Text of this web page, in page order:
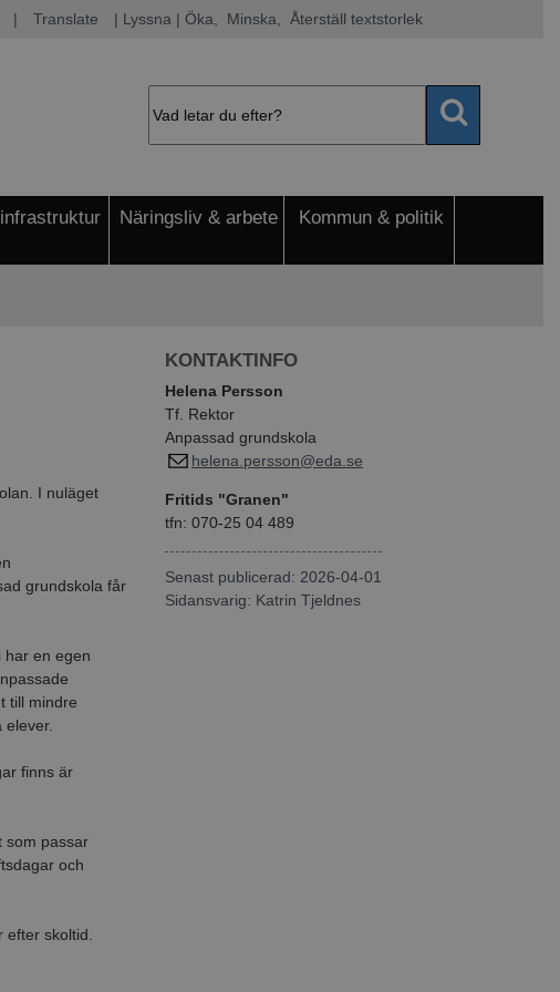
| Translate | Lyssna | Öka, Minska, Återställ textstorlek
Näringsliv & arbete Kommun & politik
I nuläget
grundskola får
har en egen
till mindre
finns är
som passar
och
skoltid.
KONTAKTINFO
Helena Persson
Tf. Rektor
Anpassad grundskola
helena.persson@eda.se
Fritids "Granen"
tfn: 070-25 04 489
Senast publicerad: 2026-04-01
Sidansvarig: Katrin Tjeldnes